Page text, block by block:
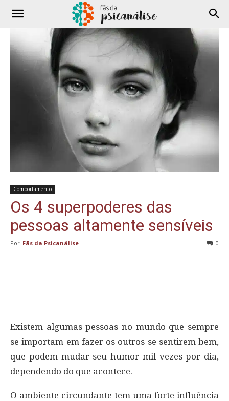
Comportamento
Os 4 superpoderes das
pessoas altamente sensíveis
Por Fãs da Psicanálise - 0
Existem algumas pessoas no mundo que sempre
se importam em fazer os outros se sentirem bem,
que podem mudar seu humor mil vezes por dia,
dependendo do que acontece.
O ambiente circundante tem uma forte influência